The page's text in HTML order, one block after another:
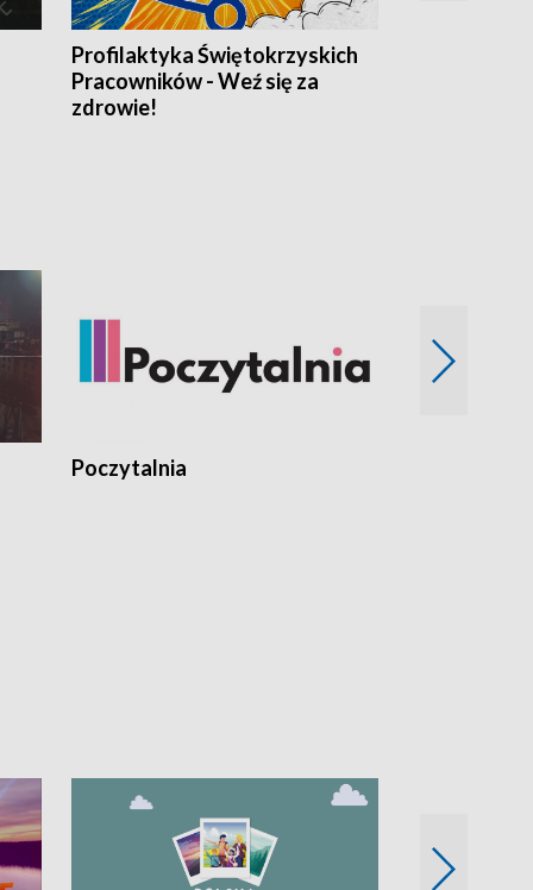
Profilaktyka Świętokrzyskich
Pracowników - Weź się za
zdrowie!
Poczytalnia